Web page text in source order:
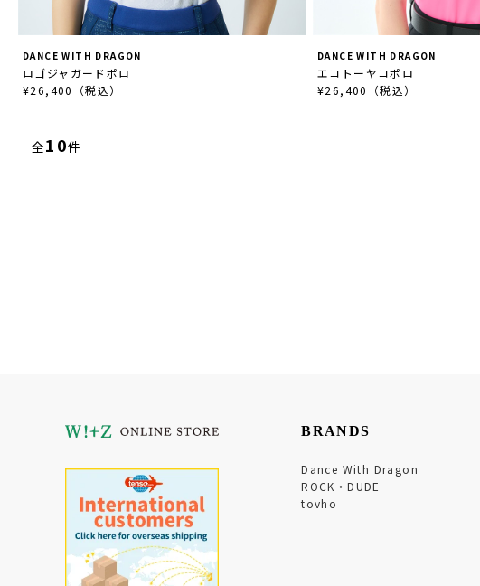
DANCE WITH DRAGON
ロゴジャガードポロ
¥26,400（税込）
DANCE WITH DRAGON
エコトーヤコポロ
¥26,400（税込）
全10件
BRANDS
Dance With Dragon
ROCK・DUDE
tovho